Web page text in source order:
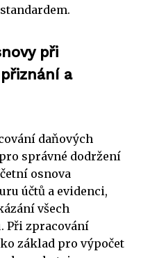
při
a
daňových
správné dodržení
osnova
účtů a evidenci,
všech
Při zpracování
základ pro výpočet